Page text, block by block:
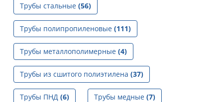
Трубы стальные (56)
Трубы полипропиленовые (111)
Трубы металлополимерные (4)
Трубы из сшитого полиэтилена (37)
Трубы ПНД (6) Трубы медные (7)